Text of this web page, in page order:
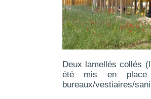
Deux lamellés collés
été mis en place
bureaux/vestiaires/